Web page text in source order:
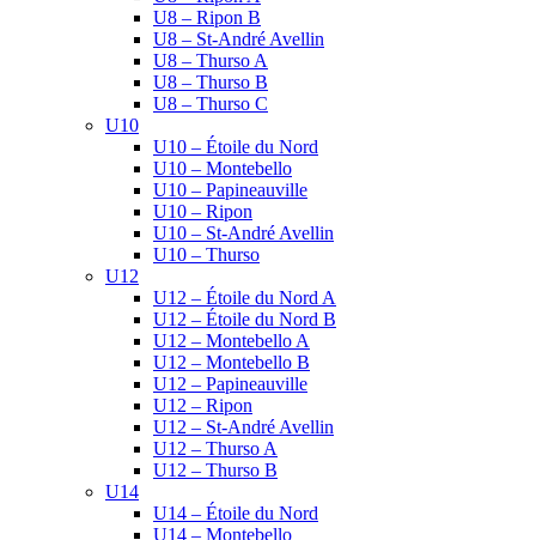
U8 – Ripon B
U8 – St-André Avellin
U8 – Thurso A
U8 – Thurso B
U8 – Thurso C
U10
U10 – Étoile du Nord
U10 – Montebello
U10 – Papineauville
U10 – Ripon
U10 – St-André Avellin
U10 – Thurso
U12
U12 – Étoile du Nord A
U12 – Étoile du Nord B
U12 – Montebello A
U12 – Montebello B
U12 – Papineauville
U12 – Ripon
U12 – St-André Avellin
U12 – Thurso A
U12 – Thurso B
U14
U14 – Étoile du Nord
U14 – Montebello